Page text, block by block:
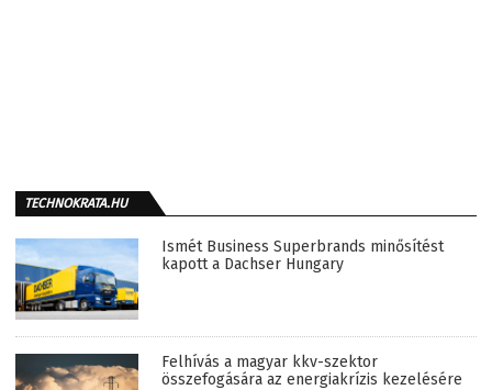
TECHNOKRATA.HU
Ismét Business Superbrands minősítést
kapott a Dachser Hungary
Felhívás a magyar kkv-szektor
összefogására az energiakrízis kezelésére